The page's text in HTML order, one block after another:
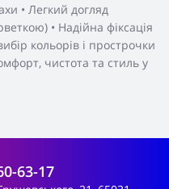
• Легкий догляд
• Надійна фіксація
кольорів і прострочки
чистота та стиль у
63-17